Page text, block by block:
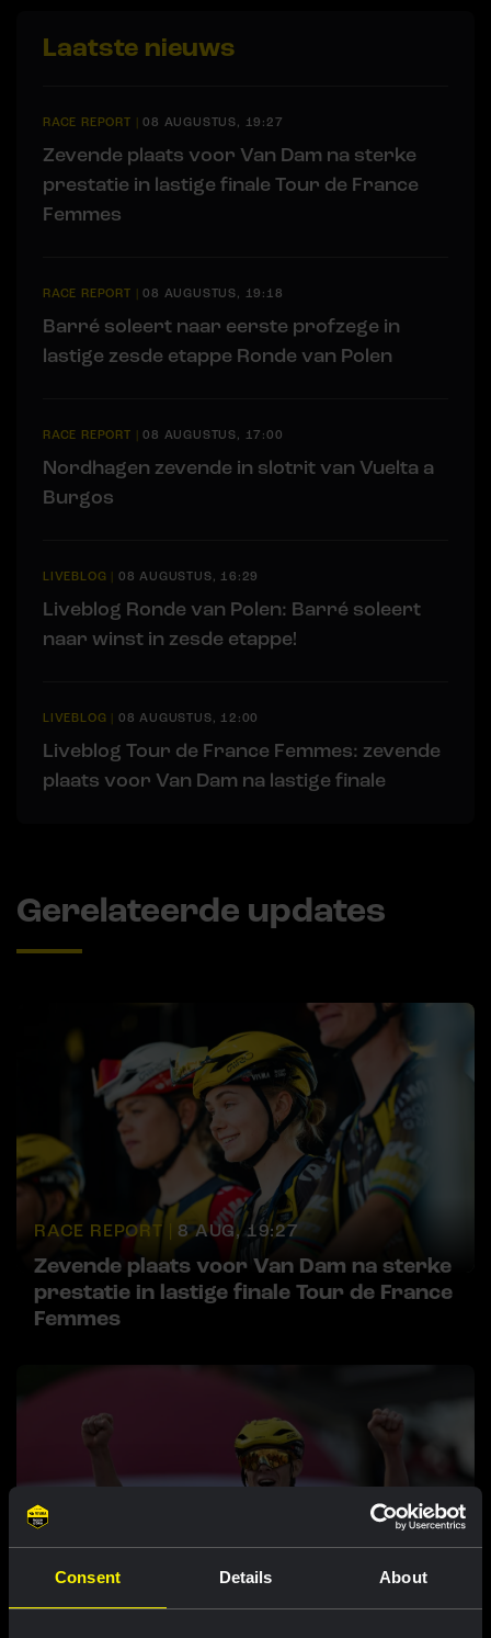
Consent Details About
Laatste nieuws
RACE REPORT |08 AUGUSTUS, 19:27
Zevende plaats voor Van Dam na sterke
prestatie in lastige finale Tour de France
Femmes
RACE REPORT |08 AUGUSTUS, 19:18
Barré soleert naar eerste profzege in
lastige zesde etappe Ronde van Polen
RACE REPORT |08 AUGUSTUS, 17:00
Nordhagen zevende in slotrit van Vuelta a
Burgos
LIVEBLOG 08 AUGUSTUS, 16:29
Liveblog Ronde van Polen: Barré soleert
naar winst in zesde etappe!
LIVEBLOG 08 AUGUSTUS, 12:00
Liveblog Tour de France Femmes: zevende
plaats voor Van Dam na lastige finale
Gerelateerde updates
RACE REPORT | 8 AUG, 19:27
Zevende plaats voor Van Dam na sterke
prestatie in lastige finale Tour de France
Femmes